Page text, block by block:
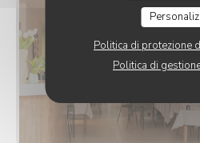
Politica di protezione
Politica di